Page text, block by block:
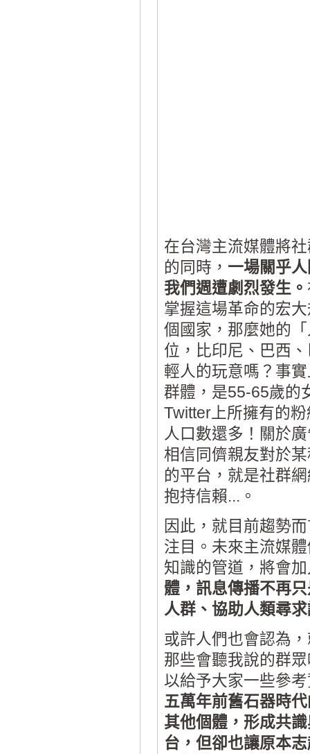
在台灣主流媒體將
的同時， 一場關乎
我們週遭劇烈發生。
掌握這場革命的宏
個國家，那麼她的
位，比印尼、巴西
輕人的玩意嗎？事
群體，是55-65歲的
Twitter上所擁有的
人口數還多！關於
相信同儕親友對於
的平台，就是社群
抱持信賴...。
因此，就目前趨勢
注目。未來主流媒
知識的管道，將會
體，訊息傳播不再
人群、協助人類尋
或許人們也會認為
那些會聽我說的群
以給予大家一些參
五萬年前舊石器時
其他個體，形成共
台，但卻也讓原本